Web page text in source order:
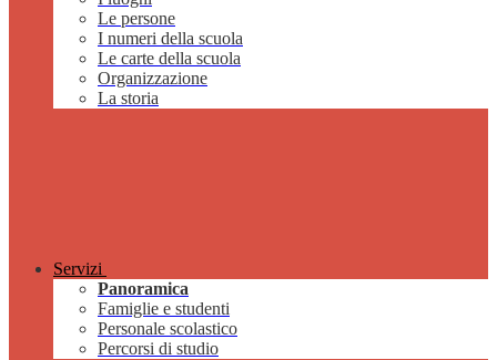
Le persone
I numeri della scuola
Le carte della scuola
Organizzazione
La storia
Servizi
Panoramica
Famiglie e studenti
Personale scolastico
Percorsi di studio